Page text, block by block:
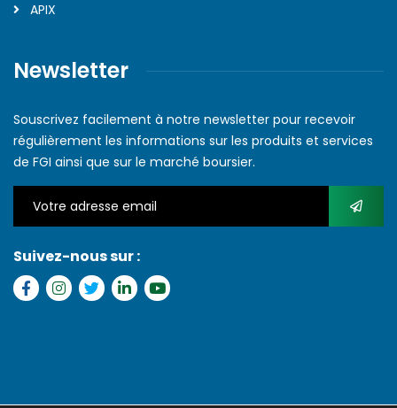
APIX
Newsletter
Souscrivez facilement à notre newsletter pour recevoir
régulièrement les informations sur les produits et services
de FGI ainsi que sur le marché boursier.
Suivez-nous sur :